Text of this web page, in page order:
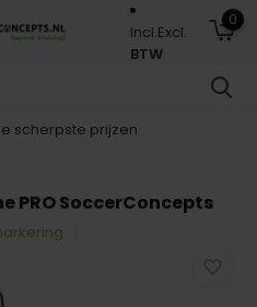
Incl.Excl.
BTW
0
scherpste prijzen
PRO SoccerConcepts